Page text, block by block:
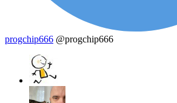
progchip666 @progchip666